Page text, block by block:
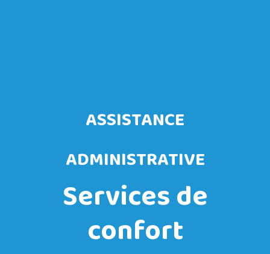
ASSISTANCE
ADMINISTRATIVE
Services de
confort